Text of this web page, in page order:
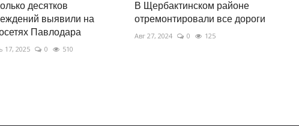
десятков
выявили на
Павлодара
17, 2025 0 510
В Щербактинском районе
отремонтировали все дороги
Авг 27, 2024 0 125